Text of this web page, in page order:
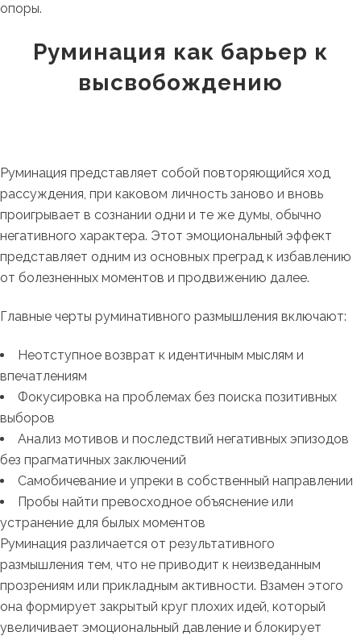
опоры.
Руминация как барьер к
высвобождению
Руминация представляет собой повторяющийся ход
рассуждения, при каковом личность заново и вновь
проигрывает в сознании одни и те же думы, обычно
негативного характера. Этот эмоциональный эффект
представляет одним из основных преград к избавлению
от болезненных моментов и продвижению далее.
Главные черты руминативного размышления включают:
Неотступное возврат к идентичным мыслям и
впечатлениям
Фокусировка на проблемах без поиска позитивных
выборов
Анализ мотивов и последствий негативных эпизодов
без прагматичных заключений
Самобичевание и упреки в собственный направлении
Пробы найти превосходное объяснение или
устранение для былых моментов
Руминация различается от результативного
размышления тем, что не приводит к неизведанным
прозрениям или прикладным активности. Взамен этого
она формирует закрытый круг плохих идей, который
увеличивает эмоциональный давление и блокирует